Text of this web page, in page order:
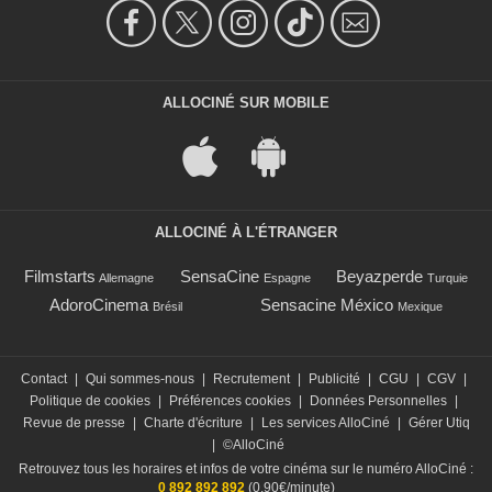
ALLOCINÉ SUR MOBILE
ALLOCINÉ À L'ÉTRANGER
Filmstarts Allemagne SensaCine Espagne Beyazperde Turquie
AdoroCinema Brésil Sensacine México Mexique
Contact | Qui sommes-nous | Recrutement | Publicité | CGU | CGV |
Politique de cookies | Préférences cookies | Données Personnelles |
Revue de presse
| Charte d'écriture | Les services AlloCiné | Gérer Utiq
| ©AlloCiné
Retrouvez tous les horaires et infos de votre cinéma sur le numéro AlloCiné :
0 892 892 892 (0,90€/minute)